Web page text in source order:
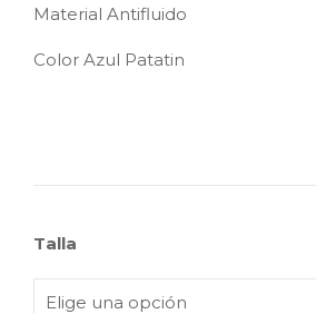
Material Antifluido
Color Azul Patatin
Talla
Elige una opción